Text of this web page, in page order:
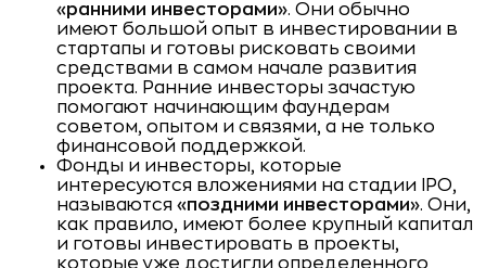
«ранними инвесторами». Они обычно
имеют большой опыт в инвестировании в
стартапы и готовы рисковать своими
средствами в самом начале развития
проекта. Ранние инвесторы зачастую
помогают начинающим фаундерам
советом, опытом и связями, а не только
финансовой поддержкой.
Фонды и инвесторы, которые
интересуются вложениями на стадии IPO,
называются «поздними инвесторами». Они,
как правило, имеют более крупный капитал
и готовы инвестировать в проекты,
которые уже достигли определенного